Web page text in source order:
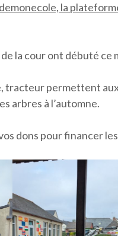
la
la cour ont débuté ce
tracteur permettent
arbres à l’automne.
dons pour financer